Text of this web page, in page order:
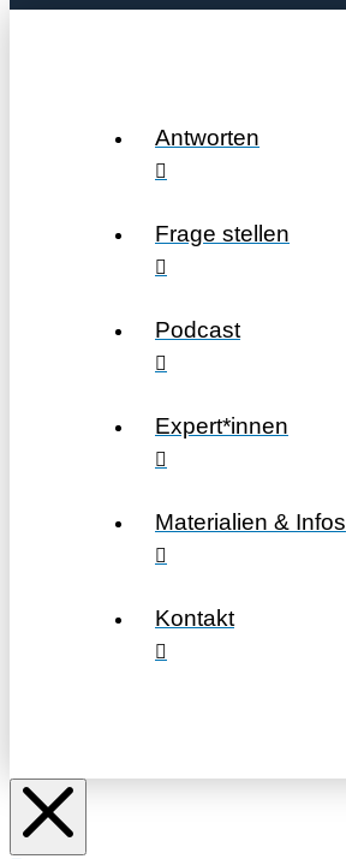
Antworten
Frage stellen
Podcast
Expert*innen
Materialien & Infos
Kontakt